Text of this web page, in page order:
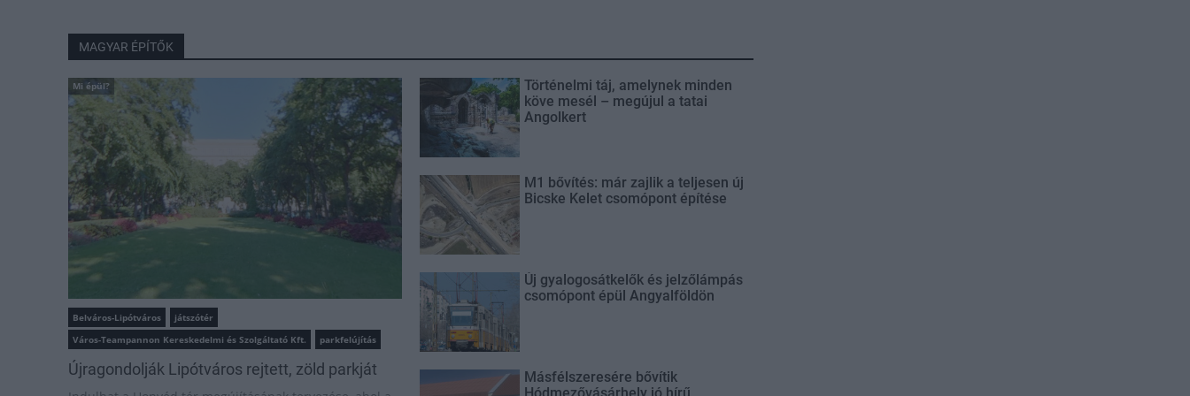
MAGYAR ÉPÍTŐK
Mi épül?
Belváros-Lipótváros
játszótér
Város-Teampannon Kereskedelmi és Szolgáltató Kft.
parkfelújítás
Újragondolják Lipótváros rejtett, zöld parkját
Történelmi táj, amelynek minden
köve mesél – megújul a tatai
Angolkert
M1 bővítés: már zajlik a teljesen új
Bicske Kelet csomópont építése
Új gyalogosátkelők és jelzőlámpás
csomópont épül Angyalföldön
Másfélszeresére bővítik
Hódmezővásárhely jó hírű